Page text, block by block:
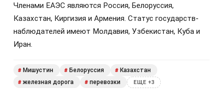
Членами ЕАЭС являются Россия, Белоруссия,
Казахстан, Киргизия и Армения. Статус государств-
наблюдателей имеют Молдавия, Узбекистан, Куба и
Иран.
# Мишустин # Белоруссия # Казахстан
# железная дорога # перевозки ЕЩЕ +3